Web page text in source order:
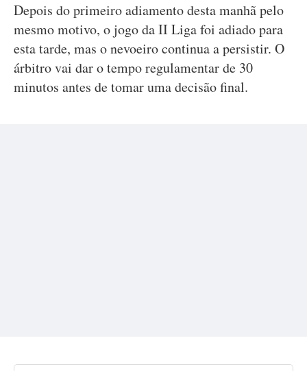
Depois do primeiro adiamento desta manhã pelo
mesmo motivo, o jogo da II Liga foi adiado para
esta tarde, mas o nevoeiro continua a persistir. O
árbitro vai dar o tempo regulamentar de 30
minutos antes de tomar uma decisão final.